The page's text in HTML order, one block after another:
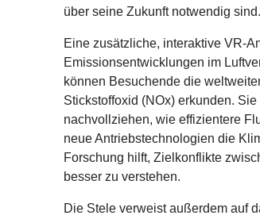
über seine Zukunft notwendig sind.
Eine zusätzliche, interaktive VR-
Emissionsentwicklungen im
können Besuchende die
Stickstoffoxid (NOx) erkunden.
nachvollziehen, wie effizientere
neue Antriebstechnologien die
Forschung hilft, Zielkonflikte
besser zu verstehen.
Die Stele verweist außerdem auf